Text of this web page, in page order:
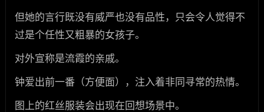
但她的言行既没有威严也没有品性，只会令人觉得不
过是个任性又粗暴的女孩子。
对外宣称是流霞的亲戚。
钟爱出前一番（方便面），注入着非同寻常的热情。
图上的红丝服装会出现在回想场景中。